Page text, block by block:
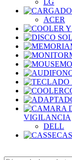
LG
ACER
VIGILANCIA
DELL